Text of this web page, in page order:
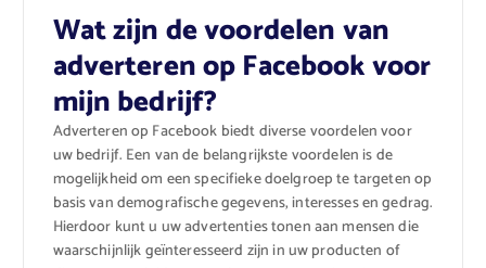
Wat zijn de voordelen van
adverteren op Facebook voor
mijn bedrijf?
Adverteren op Facebook biedt diverse voordelen voor
uw bedrijf. Een van de belangrijkste voordelen is de
mogelijkheid om een specifieke doelgroep te targeten op
basis van demografische gegevens, interesses en gedrag.
Hierdoor kunt u uw advertenties tonen aan mensen die
waarschijnlijk geïnteresseerd zijn in uw producten of